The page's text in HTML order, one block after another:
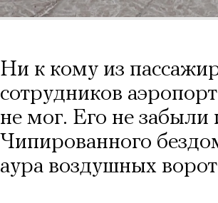
Ни к кому из
сотрудников
не мог. Его не забыли
Чипированного
аура воздушных